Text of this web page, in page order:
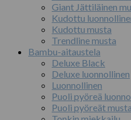
Giant Jättiläinen
Kudottu
Kudottu musta
Trendline musta
Bambu-aitaustela
Deluxe Black
Deluxe luonnollinen
Luonnollinen
Puoli pyöreä
Puoli pyöreät